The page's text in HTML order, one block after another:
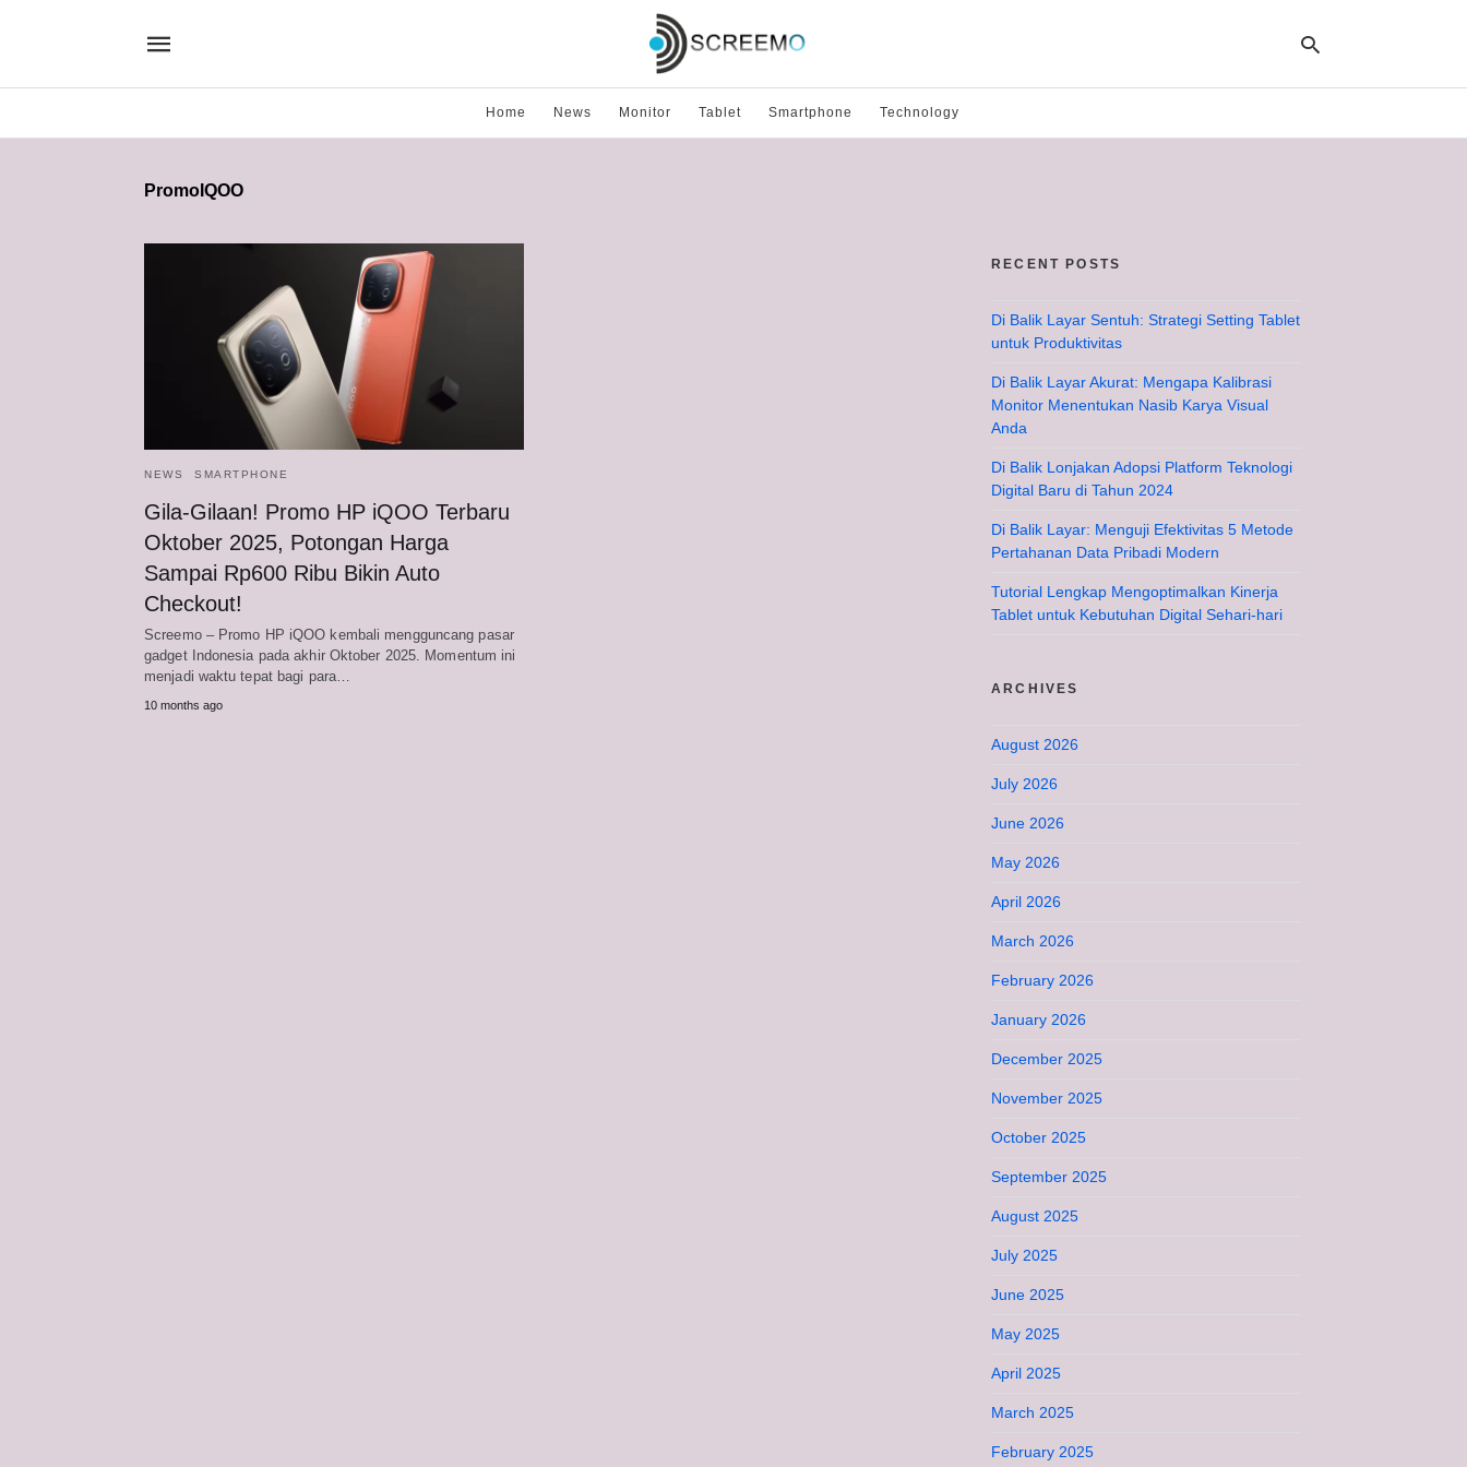
Home News Monitor Tablet Smartphone Technology
PromoIQOO
NEWS SMARTPHONE
Gila-Gilaan! Promo HP iQOO Terbaru
Oktober 2025, Potongan Harga
Sampai Rp600 Ribu Bikin Auto
Checkout!
Screemo – Promo HP iQOO kembali mengguncang pasar
gadget Indonesia pada akhir Oktober 2025. Momentum ini
menjadi waktu tepat bagi para…
10 months ago
RECENT POSTS
Di Balik Layar Sentuh: Strategi Setting Tablet
untuk Produktivitas
Di Balik Layar Akurat: Mengapa Kalibrasi
Monitor Menentukan Nasib Karya Visual
Anda
Di Balik Lonjakan Adopsi Platform Teknologi
Digital Baru di Tahun 2024
Di Balik Layar: Menguji Efektivitas 5 Metode
Pertahanan Data Pribadi Modern
Tutorial Lengkap Mengoptimalkan Kinerja
Tablet untuk Kebutuhan Digital Sehari-hari
ARCHIVES
August 2026
July 2026
June 2026
May 2026
April 2026
March 2026
February 2026
January 2026
December 2025
November 2025
October 2025
September 2025
August 2025
July 2025
June 2025
May 2025
April 2025
March 2025
February 2025